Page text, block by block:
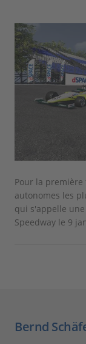
Pour la
autonomes les
qui s'appelle une
Speedway le 9
Bernd